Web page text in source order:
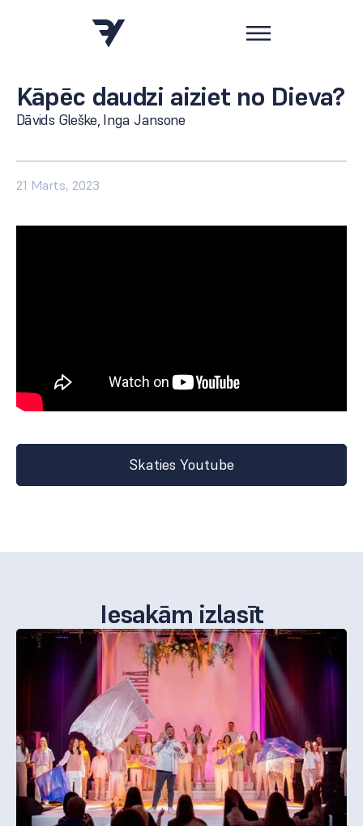
Kāpēc daudzi aiziet no Dieva?
Dāvids Gleške, Inga Jansone
21 Marts, 2023
Skaties Youtube
Iesakām izlasīt